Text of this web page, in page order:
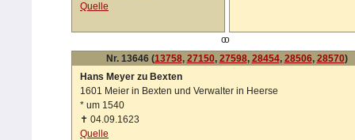
Quelle
oo
Nr. 13646 (13758, 27150, 27598, 28454, 28506, 28570)
Hans Meyer zu Bexten
1601 Meier in Bexten und Verwalter in Heerse
* um 1540
✝ 04.09.1623
Quelle